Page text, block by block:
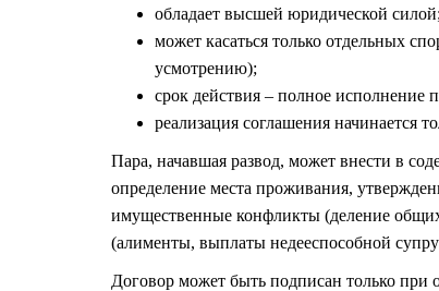
обладает высшей юридической силой;
может касаться только отдельных
усмотрению);
срок действия – полное исполнение
реализация соглашения начинается
Пара, начавшая развод, может внести в
определение места проживания,
имущественные конфликты (деление
(алименты, выплаты недееспособной
Договор может быть подписан только при